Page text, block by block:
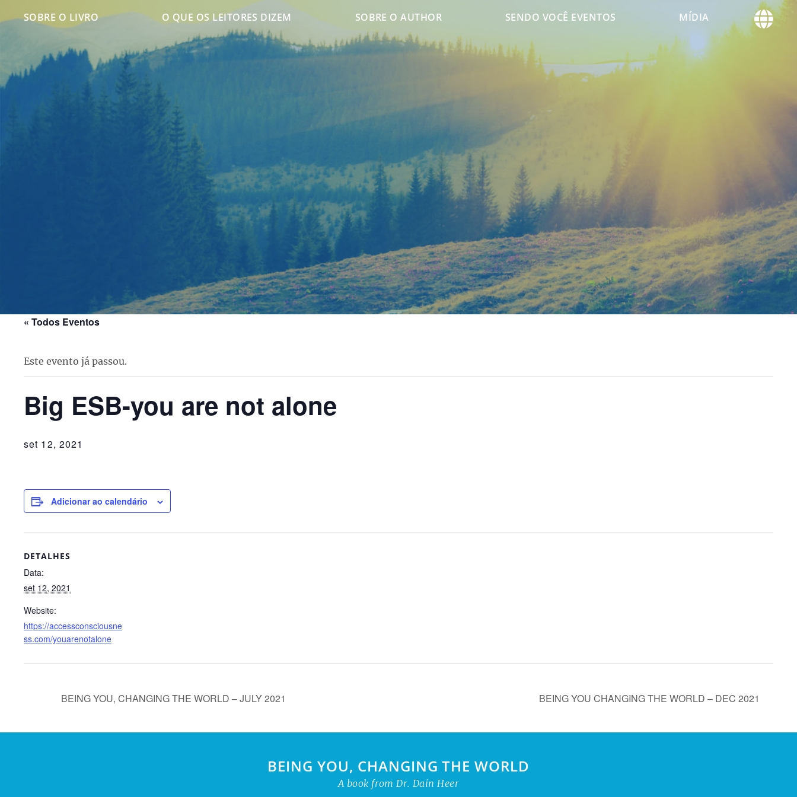
SOBRE O LIVRO O QUE OS LEITORES DIZEM SOBRE O AUTHOR SENDO VOCÊ EVENTOS MÍDIA
« Todos Eventos
Este evento já passou.
Big ESB-you are not alone
set 12, 2021
Adicionar ao calendário
DETALHES
Data:
set 12, 2021
Website:
https://accessconsciousne
ss.com/youarenotalone
BEING YOU, CHANGING THE WORLD – JULY 2021 BEING YOU CHANGING THE WORLD – DEC 2021
BEING YOU, CHANGING THE WORLD
A book from Dr. Dain Heer